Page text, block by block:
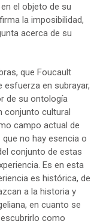
el objeto de su
la imposibilidad,
acerca de su
que Foucault
esfuerza en subrayar,
de su ontología
conjunto cultural
campo actual de
no hay esencia o
conjunto de estas
Es en esta
es histórica, de
a la historia y
en cuanto se
como